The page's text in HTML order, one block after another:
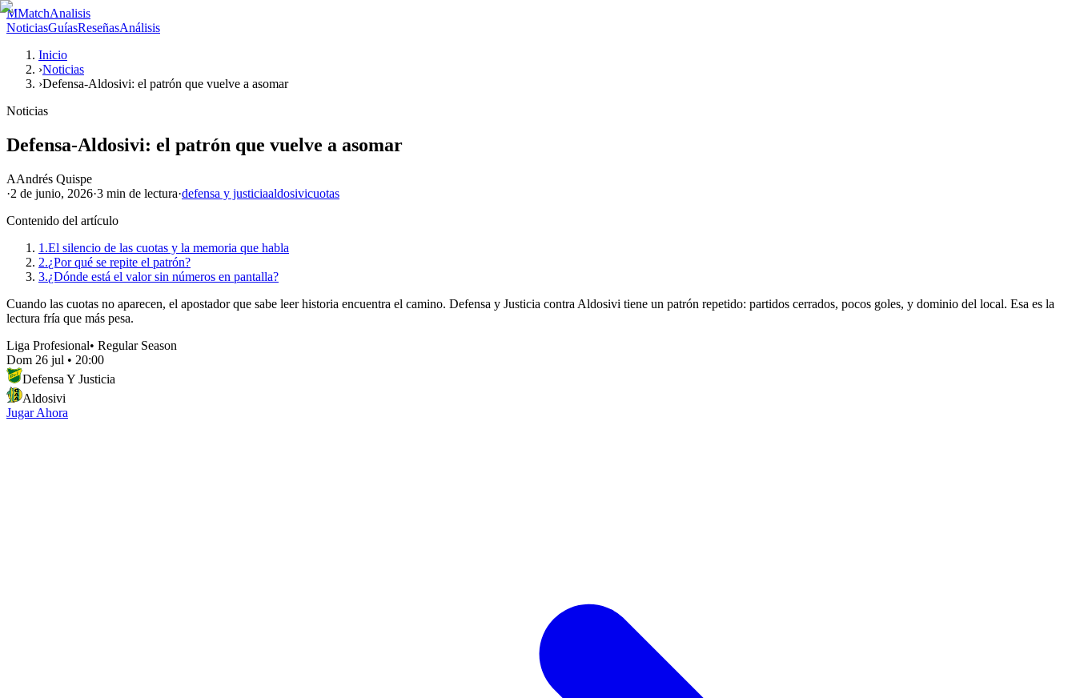
MMatchAnalisis
NoticiasGuíasReseñasAnálisis
Inicio
›Noticias
›Defensa-Aldosivi: el patrón que vuelve a asomar
Noticias
Defensa-Aldosivi: el patrón que vuelve a asomar
AAndrés Quispe
·2 de junio, 2026·3 min de lectura·defensa y justiciaaldosivicuotas
Contenido del artículo
1.El silencio de las cuotas y la memoria que habla
2.¿Por qué se repite el patrón?
3.¿Dónde está el valor sin números en pantalla?
Cuando las cuotas no aparecen, el apostador que sabe leer historia encuentra el camino. Defensa y Justicia contra Aldosivi tiene un patrón repetido: partidos cerrados, pocos goles, y dominio del local. Esa es la
lectura fría que más pesa.
Liga Profesional• Regular Season
Dom 26 jul • 20:00
Defensa Y Justicia
Aldosivi
Jugar Ahora